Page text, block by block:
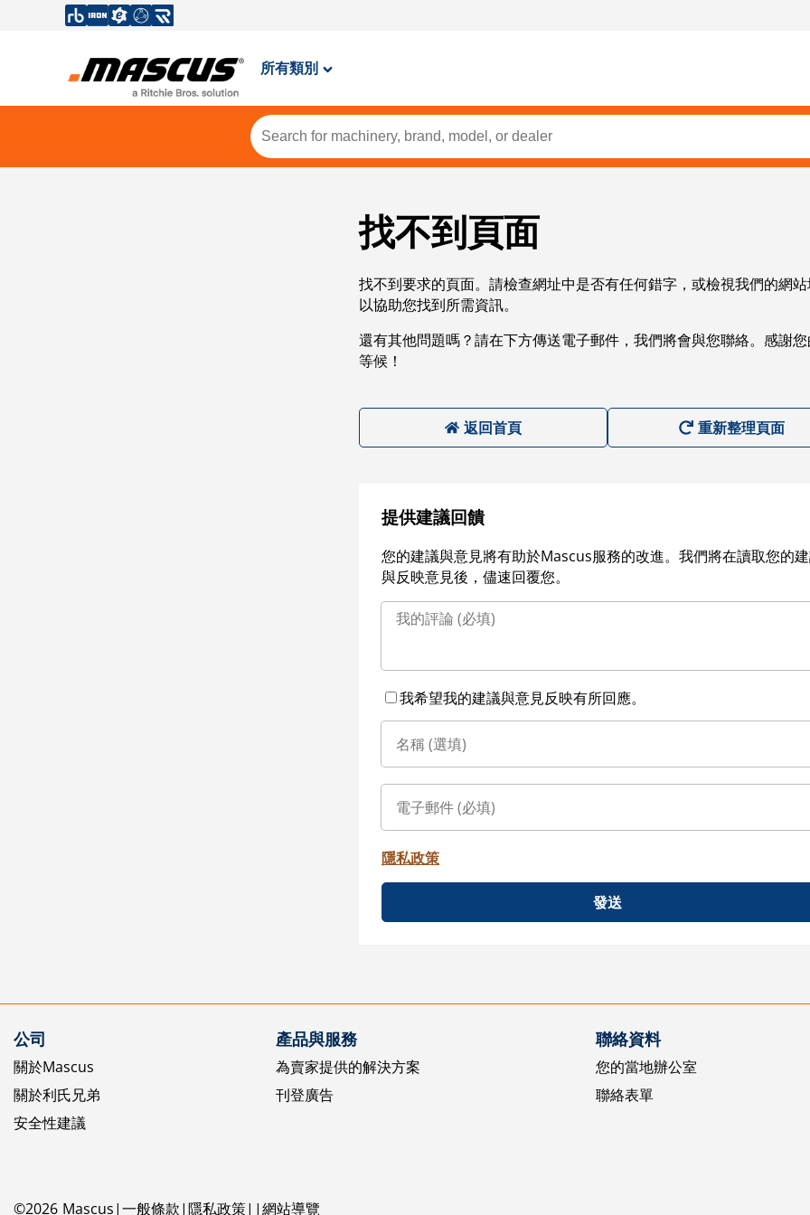
所有類別
找不到頁面
找不到要求的頁面。請檢查網址中是否有任何錯字，或檢視我們的網
以協助您找到所需資訊。
還有其他問題嗎？請在下方傳送電子郵件，我們將會與您聯絡。感謝
等候！
返回首頁 重新整理頁面
提供建議回饋
您的建議與意見將有助於Mascus服務的改進。我們將在讀取您的
與反映意見後，儘速回覆您。
我希望我的建議與意見反映有所回應。
隱私政策
發送
公司
關於Mascus
關於利氏兄弟
安全性建議
產品與服務
為賣家提供的解決方案
刊登廣告
聯絡資料
您的當地辦公室
聯絡表單
©2026 Mascus 一般條款 隱私政策 網站導覽